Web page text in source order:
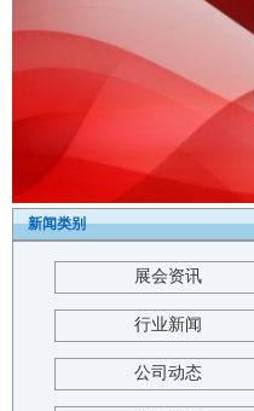
新闻类别
展会资讯
行业新闻
公司动态